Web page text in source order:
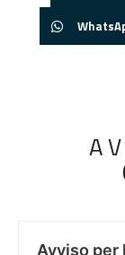
Avviso per